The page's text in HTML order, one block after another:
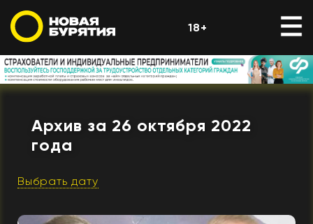
18+
Архив за 26 октября 2022
года
Выбрать дату